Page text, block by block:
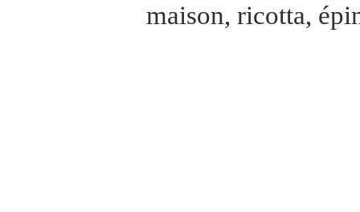
Coup de coeur Un flop à vite
maison, ricotta,